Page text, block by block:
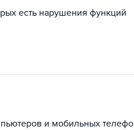
есть нарушения функций
и мобильных